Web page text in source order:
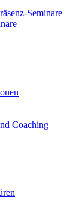
Seminare
Coaching